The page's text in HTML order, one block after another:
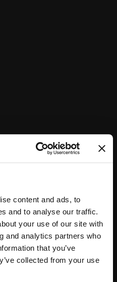
content and ads, to
and to analyse our traffic.
your use of our site with
and analytics partners who
that you’ve
collected from your use